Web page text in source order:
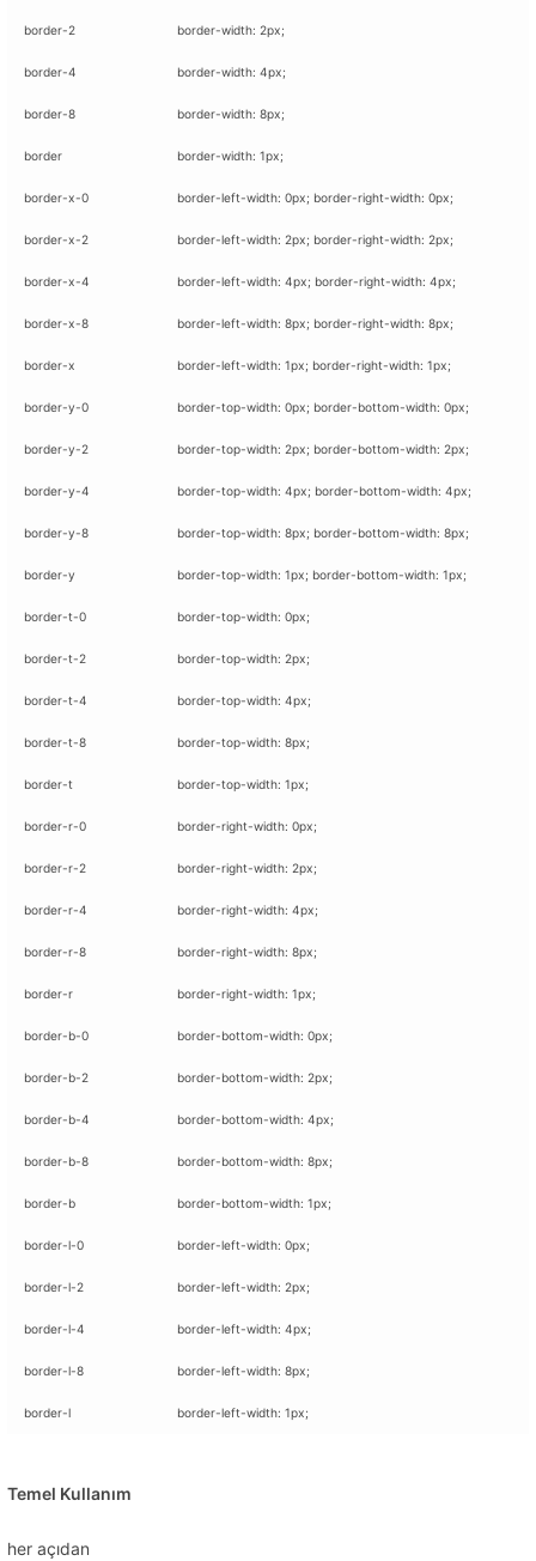
| Günlük Avlanan Deniz Ürünleri Online
border-2 border-width: 2px;
border-4 border-width: 4px;
border-8 border-width: 8px;
border border-width: 1px;
border-x-0 border-left-width: 0px; border-right-width: 0px;
border-x-2 border-left-width: 2px; border-right-width: 2px;
border-x-4 border-left-width: 4px; border-right-width: 4px;
border-x-8 border-left-width: 8px; border-right-width: 8px;
border-x border-left-width: 1px; border-right-width: 1px;
border-y-0 border-top-width: 0px; border-bottom-width: 0px;
border-y-2 border-top-width: 2px; border-bottom-width: 2px;
border-y-4 border-top-width: 4px; border-bottom-width: 4px;
border-y-8 border-top-width: 8px; border-bottom-width: 8px;
border-y border-top-width: 1px; border-bottom-width: 1px;
border-t-0 border-top-width: 0px;
border-t-2 border-top-width: 2px;
border-t-4 border-top-width: 4px;
border-t-8 border-top-width: 8px;
border-t border-top-width: 1px;
border-r-0 border-right-width: 0px;
border-r-2 border-right-width: 2px;
border-r-4 border-right-width: 4px;
border-r-8 border-right-width: 8px;
border-r border-right-width: 1px;
border-b-0 border-bottom-width: 0px;
border-b-2 border-bottom-width: 2px;
border-b-4 border-bottom-width: 4px;
border-b-8 border-bottom-width: 8px;
border-b border-bottom-width: 1px;
border-l-0 border-left-width: 0px;
border-l-2 border-left-width: 2px;
border-l-4 border-left-width: 4px;
border-l-8 border-left-width: 8px;
border-l border-left-width: 1px;
Temel Kullanım
her açıdan